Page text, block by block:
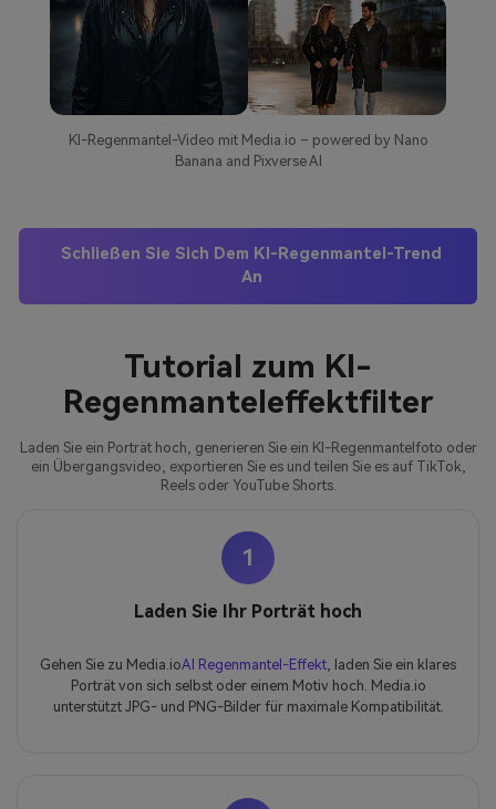
KI-Regenmantel-Video mit Media.io – powered by Nano
Banana and Pixverse AI
Schließen Sie Sich Dem KI-Regenmantel-Trend
An
Tutorial zum KI-
Regenmanteleffektfilter
Laden Sie ein Porträt hoch, generieren Sie ein KI-Regenmantelfoto oder
ein Übergangsvideo, exportieren Sie es und teilen Sie es auf TikTok,
Reels oder YouTube Shorts.
1
Laden Sie Ihr Porträt hoch
Gehen Sie zu Media.ioAI Regenmantel-Effekt, laden Sie ein klares
Porträt von sich selbst oder einem Motiv hoch. Media.io
unterstützt JPG- und PNG-Bilder für maximale Kompatibilität.